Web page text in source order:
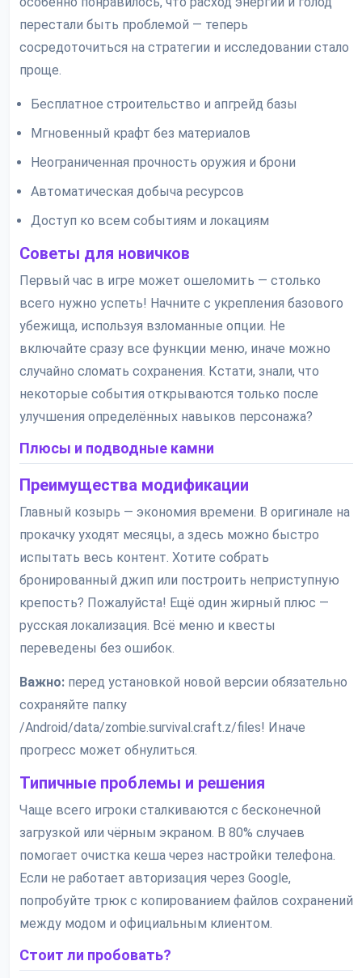
перестали быть проблемой — теперь
сосредоточиться на стратегии и исследовании стало
проще.
Бесплатное строительство и апгрейд базы
Мгновенный крафт без материалов
Неограниченная прочность оружия и брони
Автоматическая добыча ресурсов
Доступ ко всем событиям и локациям
Советы для новичков
Первый час в игре может ошеломить — столько
всего нужно успеть! Начните с укрепления базового
убежища, используя взломанные опции. Не
включайте сразу все функции меню, иначе можно
случайно сломать сохранения. Кстати, знали, что
некоторые события открываются только после
улучшения определённых навыков персонажа?
Плюсы и подводные камни
Преимущества модификации
Главный козырь — экономия времени. В оригинале на
прокачку уходят месяцы, а здесь можно быстро
испытать весь контент. Хотите собрать
бронированный джип или построить неприступную
крепость? Пожалуйста! Ещё один жирный плюс —
русская локализация. Всё меню и квесты
переведены без ошибок.
Важно: перед установкой новой версии обязательно
сохраняйте папку
/Android/data/zombie.survival.craft.z/files! Иначе
прогресс может обнулиться.
Типичные проблемы и решения
Чаще всего игроки сталкиваются с бесконечной
загрузкой или чёрным экраном. В 80% случаев
помогает очистка кеша через настройки телефона.
Если не работает авторизация через Google,
попробуйте трюк с копированием файлов сохранений
между модом и официальным клиентом.
Стоит ли пробовать?